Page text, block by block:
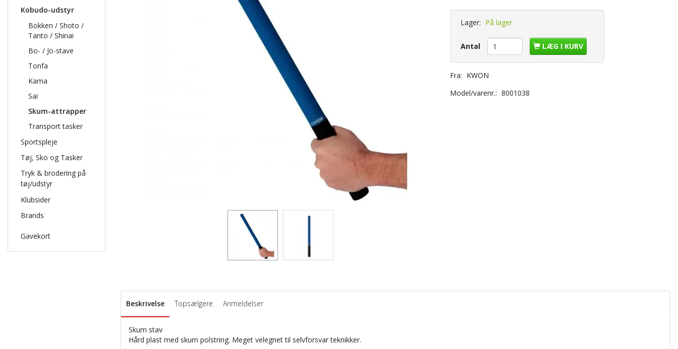
Kobudo-udstyr
Bokken / Shoto /
Tanto / Shinai
Bo- / Jo-stave
Tonfa
Kama
Sai
Skum-attrapper
Transport tasker
Sportspleje
Tøj, Sko og Tasker
Tryk & brodering på
tøj/udstyr
Klubsider
Brands
Gavekort
Lager: På lager
Antal LÆG I KURV
Fra: KWON
Model/varenr.: 8001038
Beskrivelse Topsælgere Anmeldelser
Skum stav
Hård plast med skum polstring. Meget velegnet til selvforsvar teknikker.